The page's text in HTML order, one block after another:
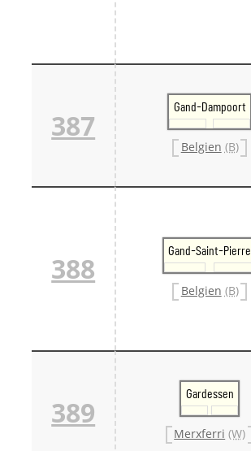
387
Gand-Dampoort
Belgien (B)
388
Gand-Saint-Pierre
Belgien (B)
389
Gardessen
Merxferri (W)